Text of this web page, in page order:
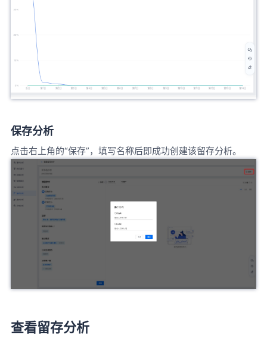
保存分析
点击右上角的“保存”，填写名称后即成功创建该留存分析。
查看留存分析